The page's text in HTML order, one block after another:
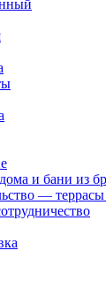
и бани из
—